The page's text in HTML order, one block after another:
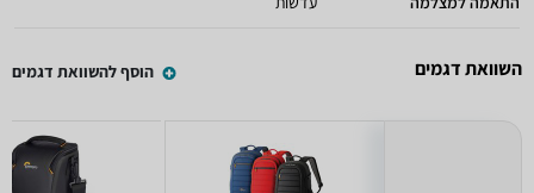
השוואת דגמים הוסף להשוואת דגמים